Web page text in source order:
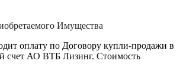
Имущества
оплату по Договору купли-продажи в
счет АО ВТБ Лизинг. Стоимость